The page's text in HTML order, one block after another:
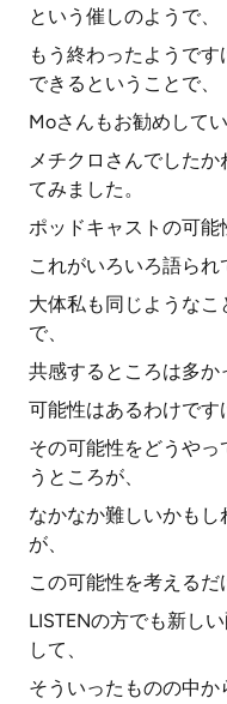
という催しのようで、
もう終わったようで
できるということで、
Moさんもお勧めして
メチクロさんでした
てみました。
ポッドキャストの可能
これがいろいろ語られ
大体私も同じような
で、
共感するところは多か
可能性はあるわけです
その可能性をどうや
うところが、
なかなか難しいかも
が、
この可能性を考えるだ
LISTENの方でも新し
して、
そういったものの中